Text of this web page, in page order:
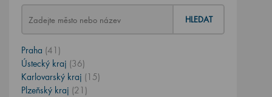
HLEDAT
Praha (41)
Ústecký kraj (36)
Karlovarský kraj (15)
Plzeňský kraj (21)